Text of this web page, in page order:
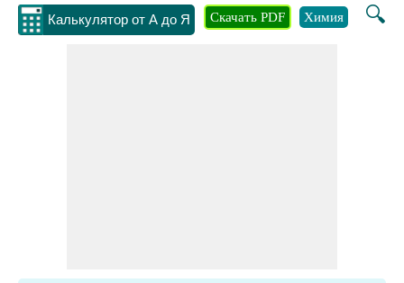
Калькулятор от А до Я 🔍
Скачать PDF Химия